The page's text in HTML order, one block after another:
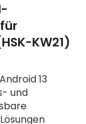
KW21)
13
und